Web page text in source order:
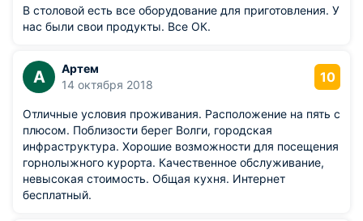
В столовой есть все оборудование для приготовления. У
нас были свои продукты. Все ОК.
А
Артем
14 октября 2018
10
Отличные условия проживания. Расположение на пять с
плюсом. Поблизости берег Волги, городская
инфраструктура. Хорошие возможности для посещения
горнолыжного курорта. Качественное обслуживание,
невысокая стоимость. Общая кухня. Интернет
бесплатный.